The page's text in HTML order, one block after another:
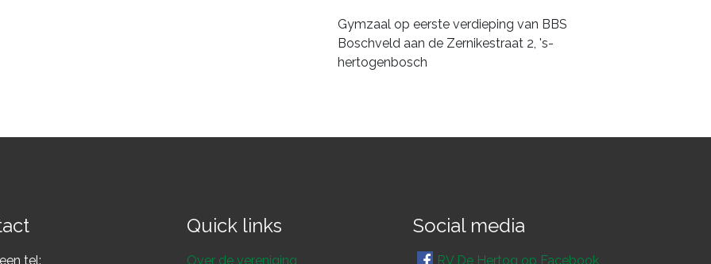
Gymzaal op eerste verdieping van BBS
Boschveld aan de Zernikestraat 2, 's-
hertogenbosch
tel:
Quick links
Over de vereniging
Social media
RV De Hertog op Facebook